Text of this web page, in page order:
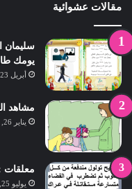
مقالات عشوائية
سليمان
يومك
أبريل 23, 2019
مشاهد
يناير 26, 2019
معلقات
يوليو 25, 2016